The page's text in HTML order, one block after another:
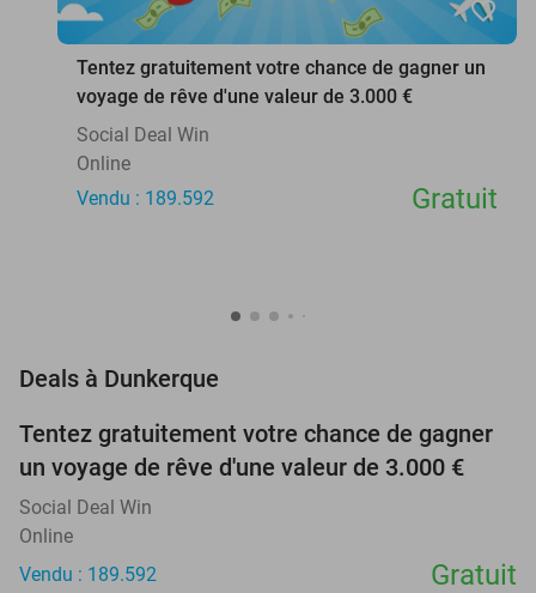
favorite_border
Tentez gratuitement votre chance de gagner un
voyage de rêve d'une valeur de 3.000 €
Social Deal Win
Online
Vendu : 189.592
Gratuit
Deals à Dunkerque
Tentez gratuitement votre chance de gagner
un voyage de rêve d'une valeur de 3.000 €
Social Deal Win
Online
Vendu : 189.592
Gratuit